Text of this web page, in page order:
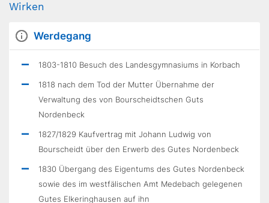
Wirken
Werdegang
1803-1810 Besuch des Landesgymnasiums in Korbach
1818 nach dem Tod der Mutter Übernahme der
Verwaltung des von Bourscheidtschen Guts
Nordenbeck
1827/1829 Kaufvertrag mit Johann Ludwig von
Bourscheidt über den Erwerb des Gutes Nordenbeck
1830 Übergang des Eigentums des Gutes Nordenbeck
sowie des im westfälischen Amt Medebach gelegenen
Gutes Elkeringhausen auf ihn